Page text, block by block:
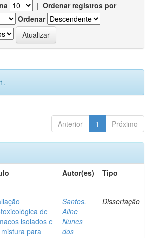
| Ordenar registros por
Ordenar
Anterior 1 Próximo
Autor(es) Tipo
de
isolados e
para
Santos,
Aline
Nunes
dos
Dissertação